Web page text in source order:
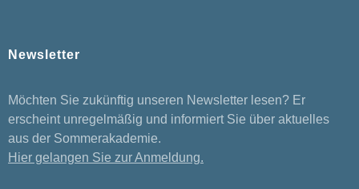
Newsletter
Möchten Sie zukünftig unseren Newsletter lesen? Er
erscheint unregelmäßig und informiert Sie über aktuelles
aus der Sommerakademie.
Hier gelangen Sie zur Anmeldung.